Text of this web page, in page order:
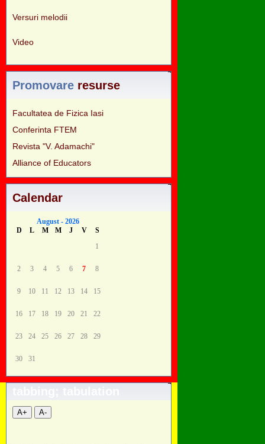
Versuri melodii
Video
Promovare resurse
Facultatea de Fizica Iasi
Conferinta FTEM
Revista "V. Adamachi"
Alliance of Educators
Calendar
August - 2026
D
L M M J V
S
1
2 3 4 5 6 7 8
9 10 11 12 13 14 15
16 17 18 19 20 21 22
23 24 25 26 27 28 29
30 31
tabbing; tabulation
A+ A-